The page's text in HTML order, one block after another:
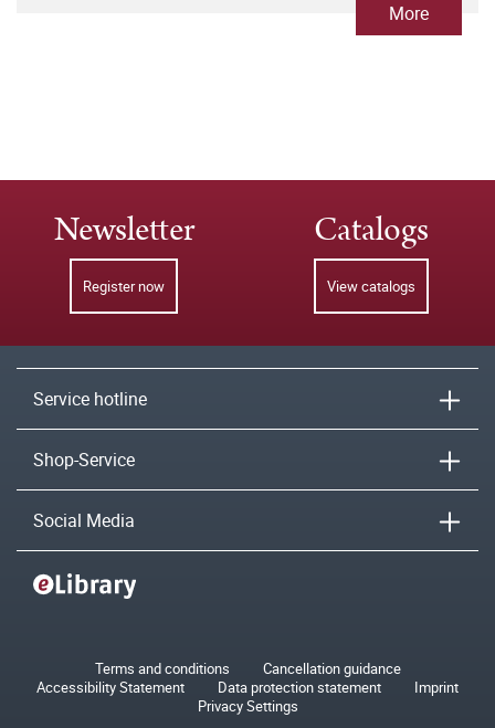
More
Newsletter
Register now
Catalogs
View catalogs
Service hotline
Shop-Service
Social Media
Terms and conditions
Cancellation guidance
Accessibility Statement
Data protection statement
Imprint
Privacy Settings